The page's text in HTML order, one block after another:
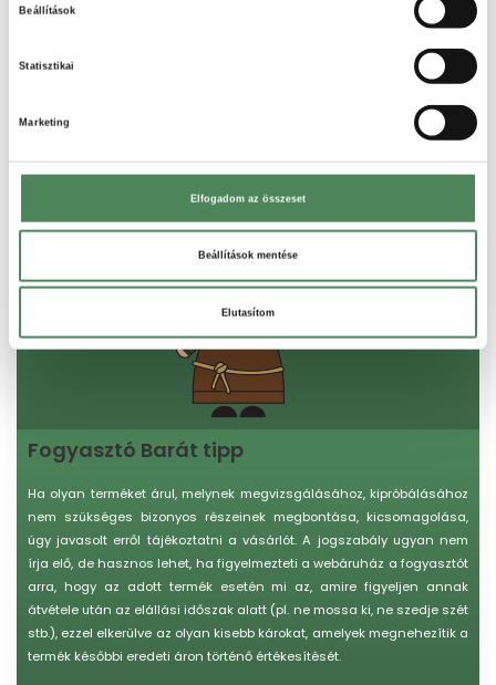
Beállítások
Statisztikai
Marketing
Elfogadom az összeset
Beállítások mentése
Elutasítom
Fogyasztó Barát tipp
Ha olyan terméket árul, melynek megvizsgálásához, kipróbálásához
nem szükséges bizonyos részeinek megbontása, kicsomagolása,
úgy javasolt erről tájékoztatni a vásárlót.A jogszabály ugyan nem
írja elő, de hasznos lehet, ha figyelmezteti a webáruház a fogyasztót
arra, hogy az adott termék esetén mi az, amire figyeljen annak
átvétele után az elállási időszak alatt (pl. ne mossa ki, ne szedje szét
stb.), ezzel elkerülve az olyan kisebb károkat, amelyek megnehezítik a
termék későbbi eredeti áron történő értékesítését.